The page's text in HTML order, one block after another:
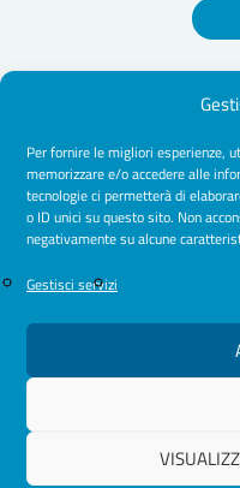
Per fornire le migliori esperienze,
memorizzare e/o accedere alle
tecnologie ci permetterà di
o ID unici su questo sito. Non
negativamente su alcune
Gestisci servizi
© 2026 Ordine
Amministrazione
Normative
Cookie Policy
Privacy Policy